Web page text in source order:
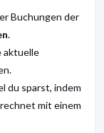
Buchungen der
.
aktuelle
du sparst, indem
mit einem